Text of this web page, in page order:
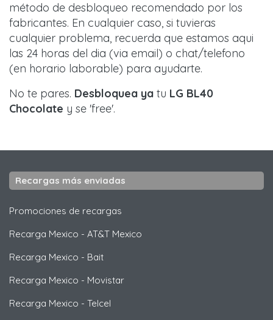
método de desbloqueo recomendado por los
fabricantes. En cualquier caso, si tuvieras
cualquier problema, recuerda que estamos aqui
las 24 horas del dia (via email) o chat/telefono
(en horario laborable) para ayudarte.
No te pares. Desbloquea ya tu LG BL40
Chocolate y se 'free'.
Recargas más enviadas
Promociones de recargas
Recarga Mexico - AT&T Mexico
Recarga Mexico - Bait
Recarga Mexico - Movistar
Recarga Mexico - Telcel